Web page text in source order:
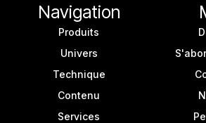
Navigation
Produits
Univers
Technique
Contenu
Services